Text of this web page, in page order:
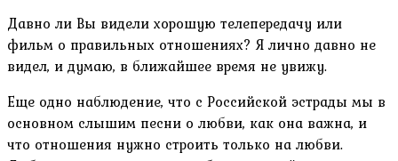
Давно ли Вы видели хорошую телепередачу или
фильм о правильных отношениях? Я лично давно не
видел, и думаю, в ближайшее время не увижу.
Еще одно наблюдение, что с Российской эстрады мы в
основном слышим песни о любви, как она важна, и
что отношения нужно строить только на любви.